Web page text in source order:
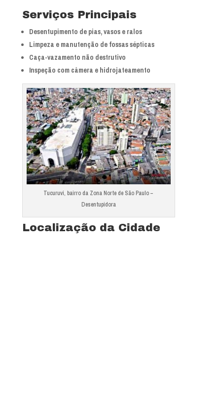
Serviços Principais
Desentupimento de pias, vasos e ralos
Limpeza e manutenção de fossas sépticas
Caça-vazamento não destrutivo
Inspeção com câmera e hidrojateamento
Tucuruvi, bairro da Zona Norte de São Paulo –
Desentupidora
Localização da Cidade